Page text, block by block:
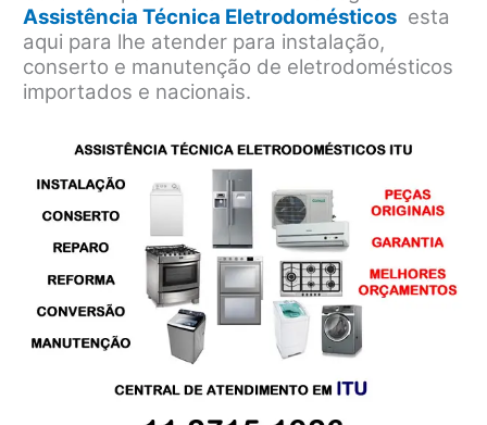
Assistência Técnica Eletrodomésticos esta
aqui para lhe atender para instalação,
conserto e manutenção de eletrodomésticos
importados e nacionais.